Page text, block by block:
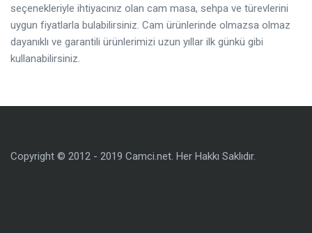
seçenekleriyle ihtiyacınız olan cam masa, sehpa ve türevlerini
uygun fiyatlarla bulabilirsiniz. Cam ürünlerinde olmazsa olmaz
dayanıklı ve garantili ürünlerimizi uzun yıllar ilk günkü gibi
kullanabilirsiniz.
Copyright © 2012 - 2019 Camci.net. Her Hakkı Saklıdır.